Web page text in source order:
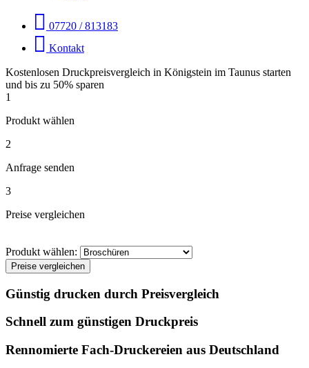
07720 / 813183
Kontakt
Kostenlosen Druckpreisvergleich in Königstein im Taunus starten
und bis zu 50% sparen
1
Produkt wählen
2
Anfrage senden
3
Preise vergleichen
Produkt wählen:
Preise vergleichen
Günstig drucken durch Preisvergleich
Schnell zum günstigen Druckpreis
Rennomierte Fach-Druckereien aus Deutschland